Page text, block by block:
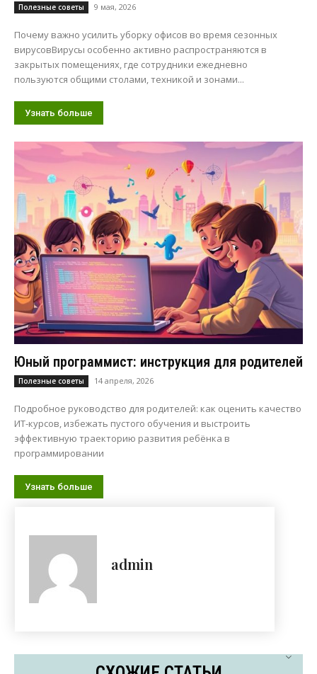
Полезные советы 9 мая, 2026
Почему важно усилить уборку офисов во время сезонных
вирусовВирусы особенно активно распространяются в
закрытых помещениях, где сотрудники ежедневно
пользуются общими столами, техникой и зонами...
Узнать больше
Юный программист: инструкция для родителей
Полезные советы 14 апреля, 2026
Подробное руководство для родителей: как оценить качество
ИТ-курсов, избежать пустого обучения и выстроить
эффективную траекторию развития ребёнка в
программировании
Узнать больше
admin